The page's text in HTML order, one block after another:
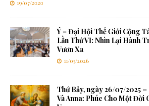
19/07/2020
Ý – Đại Hội Thế Giới Cộng
Lần Thứ VI: Nhìn Lại Hành
Vươn Xa
11/05/2026
Thứ Bảy, ngày 26/07/2025
Và Anna: Phúc Cho Một